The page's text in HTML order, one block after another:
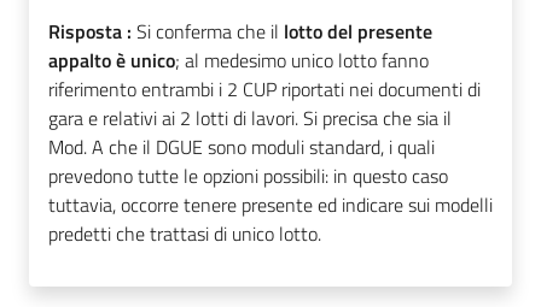
Risposta : Si conferma che il lotto del presente
appalto è unico; al medesimo unico lotto fanno
riferimento entrambi i 2 CUP riportati nei documenti di
gara e relativi ai 2 lotti di lavori. Si precisa che sia il
Mod. A che il DGUE sono moduli standard, i quali
prevedono tutte le opzioni possibili: in questo caso
tuttavia, occorre tenere presente ed indicare sui modelli
predetti che trattasi di unico lotto.